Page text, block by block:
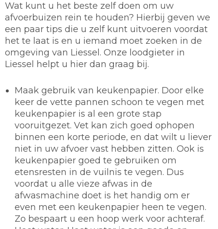
Wat kunt u het beste zelf doen om uw
afvoerbuizen rein te houden? Hierbij geven we
een paar tips die u zelf kunt uitvoeren voordat
het te laat is en u iemand moet zoeken in de
omgeving van Liessel. Onze loodgieter in
Liessel helpt u hier dan graag bij.
Maak gebruik van keukenpapier. Door elke
keer de vette pannen schoon te vegen met
keukenpapier is al een grote stap
vooruitgezet. Vet kan zich goed ophopen
binnen een korte periode, en dat wilt u liever
niet in uw afvoer vast hebben zitten. Ook is
keukenpapier goed te gebruiken om
etensresten in de vuilnis te vegen. Dus
voordat u alle vieze afwas in de
afwasmachine doet is het handig om er
even met een keukenpapier heen te vegen.
Zo bespaart u een hoop werk voor achteraf.